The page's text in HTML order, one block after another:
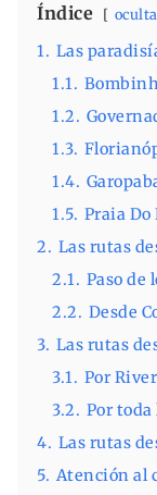
Índice
1. Las
1.1.
1.2.
1.3.
1.4.
1.5. Praia Do
2. Las rutas
2.1. Paso de
2.2. Desde
3. Las rutas
3.1. Por
3.2. Por toda
4. Las rutas
5. Atención al